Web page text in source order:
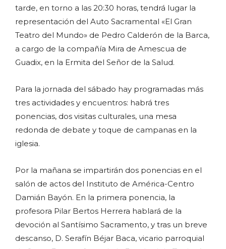
tarde, en torno a las 20:30 horas, tendrá lugar la
representación del Auto Sacramental «El Gran
Teatro del Mundo» de Pedro Calderón de la Barca,
a cargo de la compañía Mira de Amescua de
Guadix, en la Ermita del Señor de la Salud.
Para la jornada del sábado hay programadas más
tres actividades y encuentros: habrá tres
ponencias, dos visitas culturales, una mesa
redonda de debate y toque de campanas en la
iglesia.
Por la mañana se impartirán dos ponencias en el
salón de actos del Instituto de América-Centro
Damián Bayón. En la primera ponencia, la
profesora Pilar Bertos Herrera hablará de la
devoción al Santísimo Sacramento, y tras un breve
descanso, D. Serafín Béjar Baca, vicario parroquial